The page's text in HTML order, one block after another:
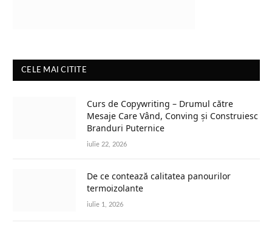
CELE MAI CITITE
Curs de Copywriting – Drumul către
Mesaje Care Vând, Conving și Construiesc
Branduri Puternice
iulie 22, 2026
De ce contează calitatea panourilor
termoizolante
iulie 1, 2026